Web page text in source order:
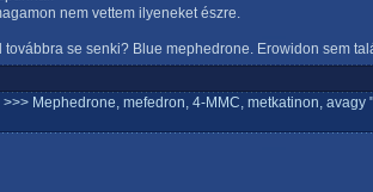
nem vettem ilyeneket észre.
továbbra se senki? Blue mephedrone. Erowidon sem
>>> Mephedrone, mefedron, 4-MMC, metkatinon, avagy